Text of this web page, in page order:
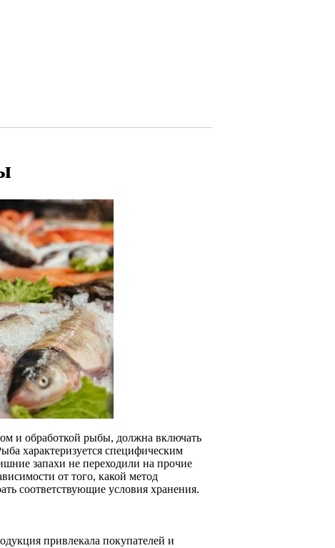
и обработкой рыбы, должна включать
характеризуется специфическим
запахи не переходили на прочие
от того, какой метод
соответствующие условия хранения.
привлекала покупателей и